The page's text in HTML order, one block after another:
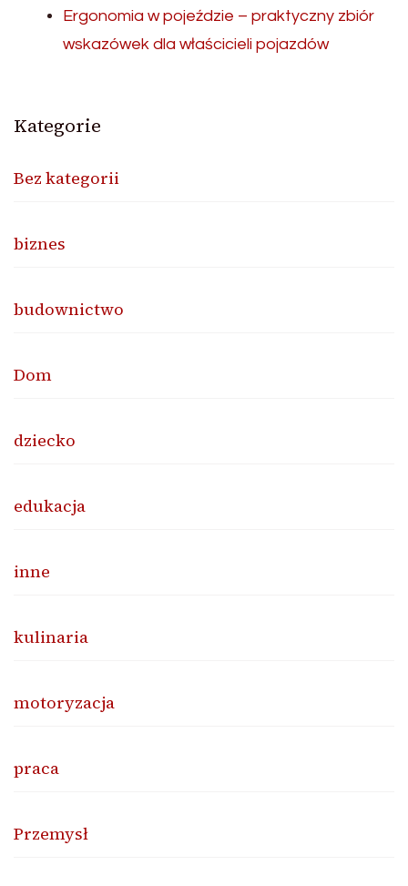
Ergonomia w pojeździe – praktyczny zbiór
wskazówek dla właścicieli pojazdów
Kategorie
Bez kategorii
biznes
budownictwo
Dom
dziecko
edukacja
inne
kulinaria
motoryzacja
praca
Przemysł